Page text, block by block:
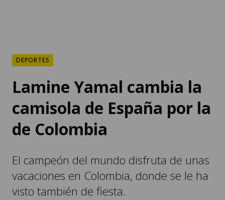
DEPORTES
Lamine Yamal cambia la
camisola de España por la
de Colombia
El campeón del mundo disfruta de unas
vacaciones en Colombia, donde se le ha
visto también de fiesta.